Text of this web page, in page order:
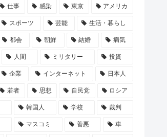
仕事 感染 東京 アメリカ
スポーツ 芸能 生活・暮らし
都会 朝鮮 結婚 病気
人間 ミリタリー 投資
企業 インターネット 日本人
若者 思想 自民党 ロシア
韓国人 学校 裁判
マスコミ 善悪 車